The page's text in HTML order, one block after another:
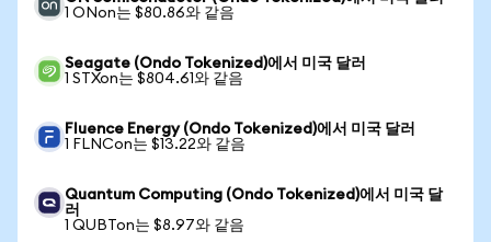
1 ONon는 $80.86와 같음
Seagate (Ondo Tokenized)에서 미국 달러
1 STXon는 $804.61와 같음
Fluence Energy (Ondo Tokenized)에서 미국 달러
1 FLNCon는 $13.22와 같음
Quantum Computing (Ondo Tokenized)에서 미국 달
러
1 QUBTon는 $8.97와 같음